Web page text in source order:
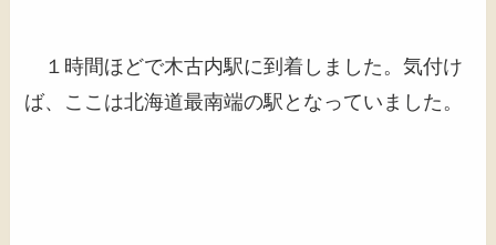
１時間ほどで木古内駅に到着しました。気付け
ば、ここは北海道最南端の駅となっていました。